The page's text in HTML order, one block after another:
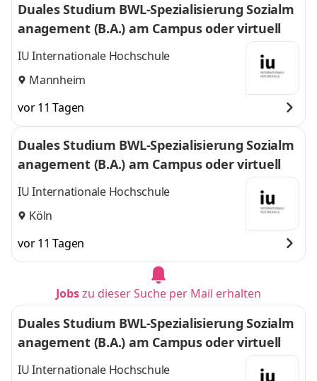
Duales Studium BWL-Spezialisierung Sozialm
anagement (B.A.) am Campus oder virtuell
IU Internationale Hochschule
Mannheim
vor 11 Tagen
Duales Studium BWL-Spezialisierung Sozialm
anagement (B.A.) am Campus oder virtuell
IU Internationale Hochschule
Köln
vor 11 Tagen
Jobszu dieser Suche per Mail erhalten
Duales Studium BWL-Spezialisierung Sozialm
anagement (B.A.) am Campus oder virtuell
IU Internationale Hochschule